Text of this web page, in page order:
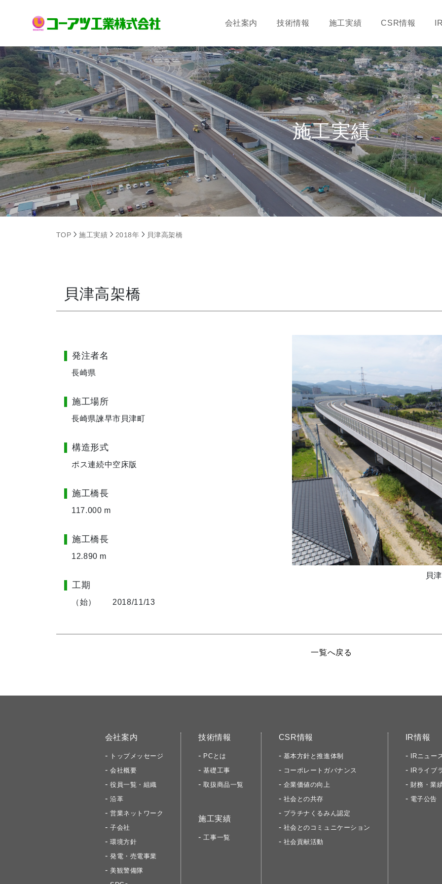
会社案内 技術情報 施工実績 CSR情報
施工実績
TOP 施工実績 2018年 貝津高架橋
貝津高架橋
発注者名
長崎県
施工場所
長崎県諫早市貝津町
構造形式
ポス連続中空床版
施工橋長
117.000 m
施工橋長
12.890 m
工期
（始） 2018/11/13
貝
一覧へ戻る
会社案内
トップメッセージ
会社概要
役員一覧・組織
沿革
営業ネットワーク
子会社
環境方針
発電・売電事業
美観警備隊
技術情報
PCとは
基礎工事
取扱商品一覧
施工実績
工事一覧
CSR情報
基本方針と推進体制
コーポレートガバナンス
企業価値の向上
社会との共存
プラチナくるみん認定
社会とのコミュニケーション
社会貢献活動
IR情報
IRニュー
IRライブ
財務・業
電子公告